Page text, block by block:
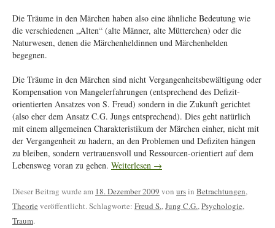
Die Träume in den Märchen haben also eine ähnliche Bedeutung wie
die verschiedenen „Alten“ (alte Männer, alte Mütterchen) oder die
Naturwesen, denen die Märchenheldinnen und Märchenhelden
begegnen.
Die Träume in den Märchen sind nicht Vergangenheitsbewältigung oder
Kompensation von Mangelerfahrungen (entsprechend des Defizit-
orientierten Ansatzes von S. Freud) sondern in die Zukunft gerichtet
(also eher dem Ansatz C.G. Jungs entsprechend). Dies geht natürlich
mit einem allgemeinen Charakteristikum der Märchen einher, nicht mit
der Vergangenheit zu hadern, an den Problemen und Defiziten hängen
zu bleiben, sondern vertrauensvoll und Ressourcen-orientiert auf dem
Lebensweg voran zu gehen. Weiterlesen →
Dieser Beitrag wurde am 18. Dezember 2009 von ursin Betrachtungen,
Theorie veröffentlicht. Schlagworte: Freud S.,Jung C.G.,Psychologie,
Traum.